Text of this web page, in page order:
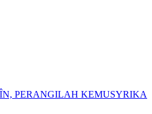
PERANGILAH KEMUSYRIKA